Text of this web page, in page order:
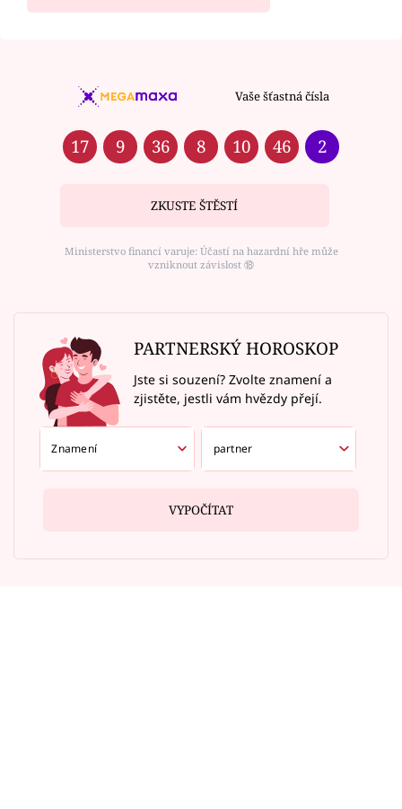
Vaše šťastná čísla
17 9 36 8 10 46 2
ZKUSTE ŠTĚSTÍ
Ministerstvo financí varuje: Účastí na hazardní hře může
vzniknout závislost ⑱
PARTNERSKÝ HOROSKOP
Jste si souzení? Zvolte znamení a
zjistěte, jestli vám hvězdy přejí.
VYPOČÍTAT